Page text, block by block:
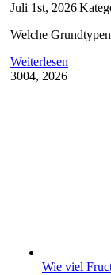
Juli 1st, 2026|
Welche
Weiterlesen
3004, 2026
Wie viel